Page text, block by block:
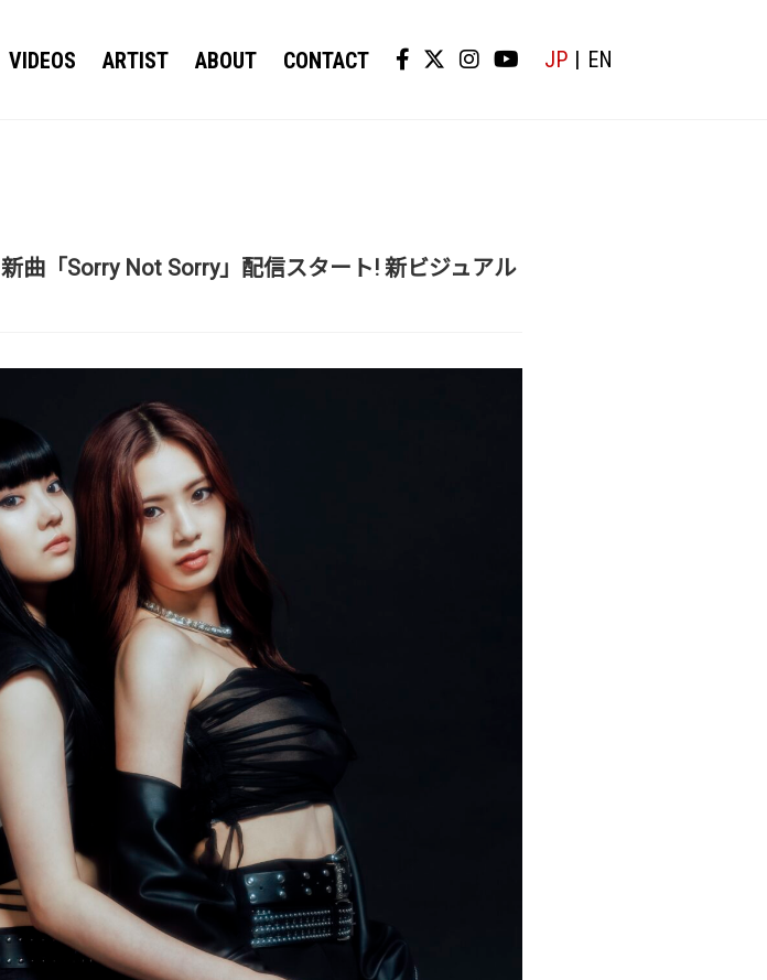
VIDEOS ARTIST ABOUT CONTACT JP EN
曲「Sorry Not Sorry」配信スタート! 新ビジュアル